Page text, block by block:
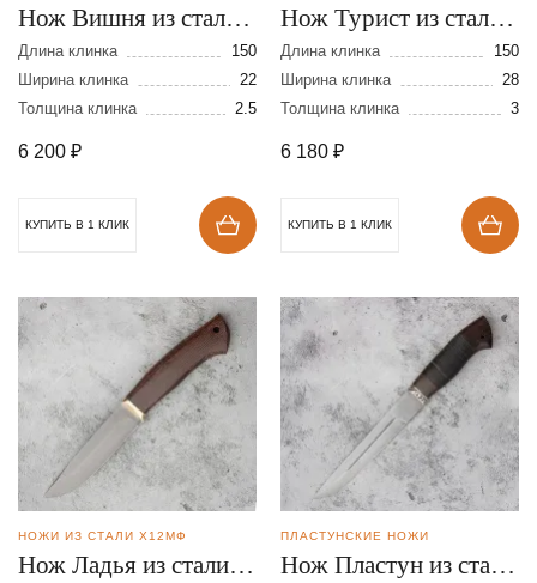
Нож Вишня из стали
Х12МФ
Длина клинка
150
Ширина клинка
22
Толщина клинка
2.5
6 200 ₽
КУПИТЬ В 1 КЛИК
Нож Турист из стали
Х12МФ
Длина клинка
150
Ширина клинка
28
Толщина клинка
3
6 180 ₽
КУПИТЬ В 1 КЛИК
НОЖИ ИЗ СТАЛИ Х12МФ
Нож Ладья из стали
ПЛАСТУНСКИЕ НОЖИ
Нож Пластун из стали